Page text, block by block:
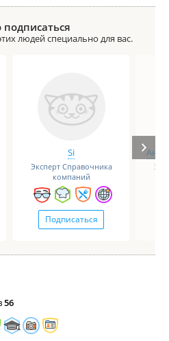
подписаться
людей специально для вас.
Si
Эксперт Справочника
компаний
Подписаться
56